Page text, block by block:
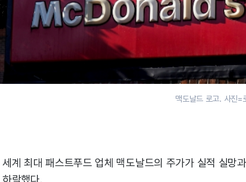
맥도날드 로고. 사진=
세계 최대 패스트푸드 업체 맥도날드의 주가가 실적 실망
하락했다.